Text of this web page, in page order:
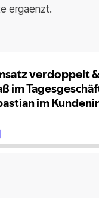
ergaenzt.